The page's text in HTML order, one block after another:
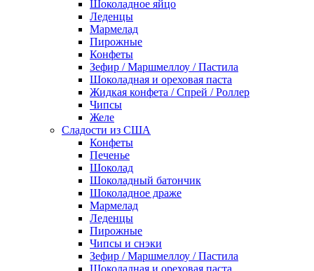
Шоколадное яйцо
Леденцы
Мармелад
Пирожные
Конфеты
Зефир / Маршмеллоу / Пастила
Шоколадная и ореховая паста
Жидкая конфета / Спрей / Роллер
Чипсы
Желе
Сладости из США
Конфеты
Печенье
Шоколад
Шоколадный батончик
Шоколадное драже
Мармелад
Леденцы
Пирожные
Чипсы и снэки
Зефир / Маршмеллоу / Пастила
Шоколадная и ореховая паста